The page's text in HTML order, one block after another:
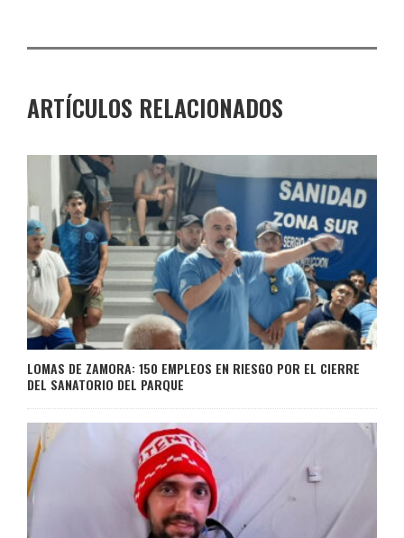
ARTÍCULOS RELACIONADOS
LOMAS DE ZAMORA: 150 EMPLEOS EN RIESGO POR EL CIERRE
DEL SANATORIO DEL PARQUE